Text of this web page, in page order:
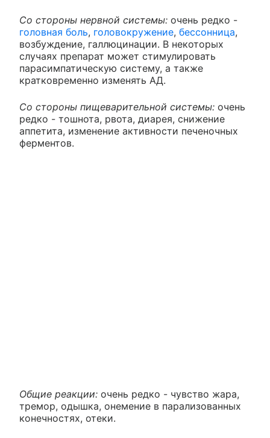
Со стороны нервной системы: очень редко -
головная боль, головокружение, бессонница,
возбуждение, галлюцинации. В некоторых
случаях препарат может стимулировать
парасимпатическую систему, а также
кратковременно изменять АД.
Со стороны пищеварительной системы: очень
редко - тошнота, рвота, диарея, снижение
аппетита, изменение активности печеночных
ферментов.
Общие реакции: очень редко - чувство жара,
тремор, одышка, онемение в парализованных
конечностях, отеки.